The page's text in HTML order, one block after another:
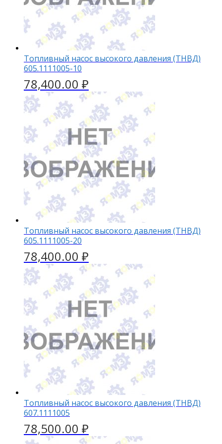
Топливный насос высокого давления (ТНВД)
605.1111005-10
78,400.00 ₽
Топливный насос высокого давления (ТНВД)
605.1111005-20
78,400.00 ₽
Топливный насос высокого давления (ТНВД)
607.1111005
78,500.00 ₽